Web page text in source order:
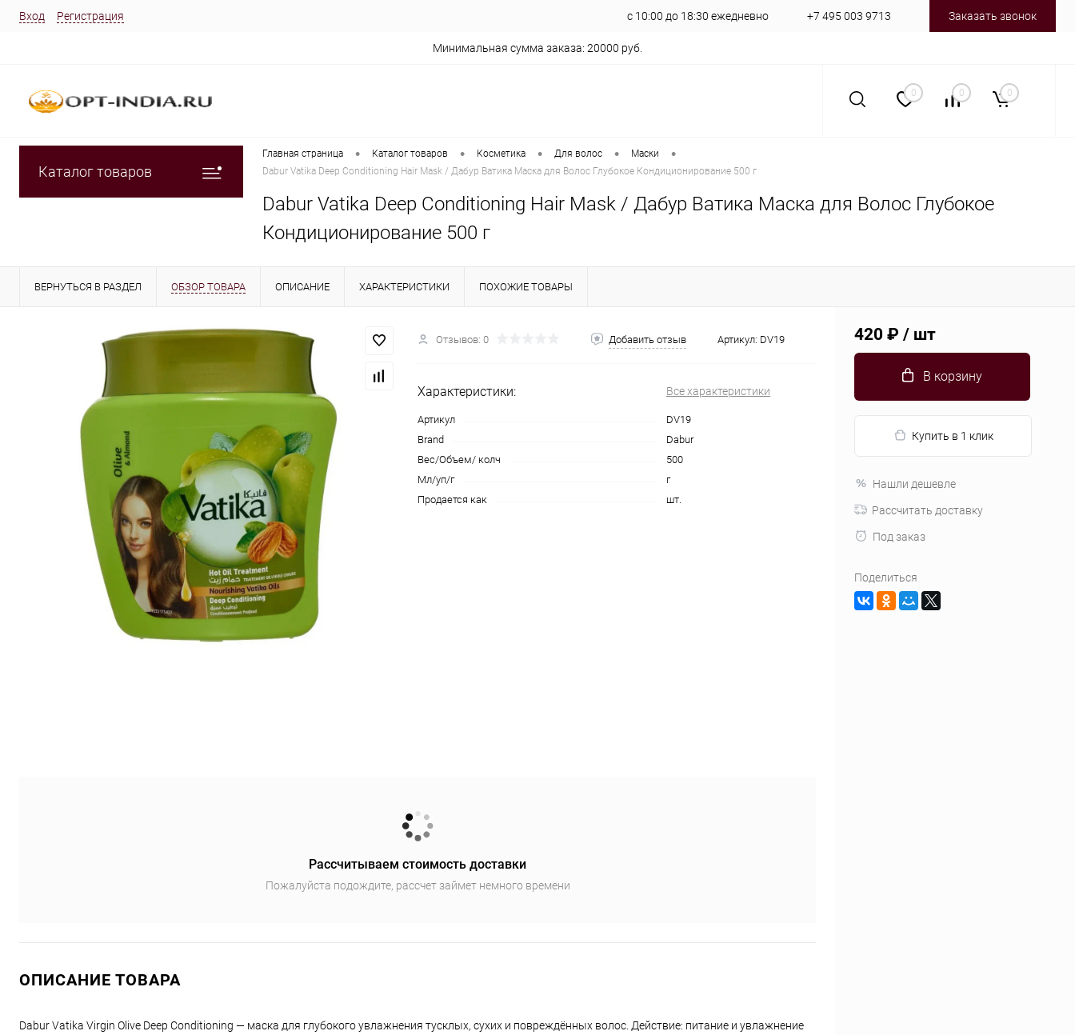
Вход Регистрация с 10:00 до 18:30 ежедневно +7 495 003 9713 Заказать звонок
Минимальная сумма заказа: 20000 руб.
0 0 0
Каталог товаров
Главная страница • Каталог товаров • Косметика • Для волос • Маски •
Dabur Vatika Deep Conditioning Hair Mask / Дабур Ватика Маска для Волос Глубокое Кондиционирование 500 г
Dabur Vatika Deep Conditioning Hair Mask / Дабур Ватика Маска для Волос Глубокое
Кондиционирование 500 г
ВЕРНУТЬСЯ В РАЗДЕЛ ОБЗОР ТОВАРА ОПИСАНИЕ ХАРАКТЕРИСТИКИ ПОХОЖИЕ ТОВАРЫ
Отзывов: 0 Добавить отзыв Артикул: DV19
Характеристики: Все характеристики
Артикул
DV19
Brand
Dabur
Вес/Объем/ колч
500
Мл/уп/г
г
Продается как
шт.
Рассчитываем стоимость доставки
Пожалуйста подождите, рассчет займет немного времени
ОПИСАНИЕ ТОВАРА
Dabur Vatika Virgin Olive Deep Conditioning — маска для глубокого увлажнения тусклых, сухих и повреждённых волос. Действие: питание и увлажнение
420 ₽ / шт
В корзину
Купить в 1 клик
Нашли дешевле
Рассчитать доставку
Под заказ
Поделиться